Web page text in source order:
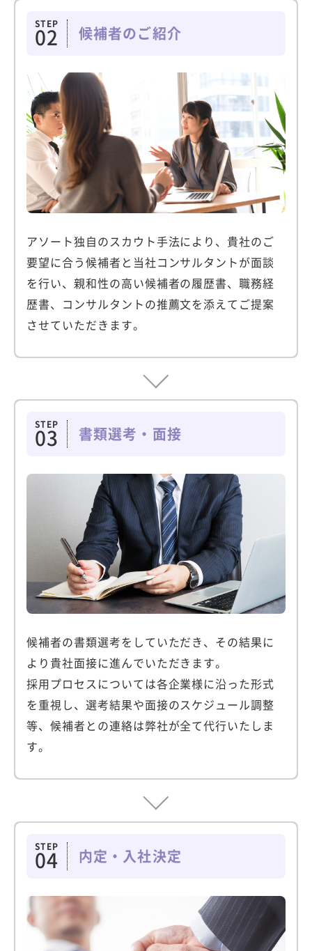
STEP
02 候補者のご紹介
アソート独自のスカウト手法により、貴社のご
要望に合う候補者と当社コンサルタントが面談
を行い、親和性の高い候補者の履歴書、職務経
歴書、コンサルタントの推薦文を添えてご提案
させていただきます。
STEP
03 書類選考・面接
候補者の書類選考をしていただき、その結果に
より貴社面接に進んでいただきます。
採用プロセスについては各企業様に沿った形式
を重視し、選考結果や面接のスケジュール調整
等、候補者との連絡は弊社が全て代行いたしま
す。
STEP
04 内定・入社決定